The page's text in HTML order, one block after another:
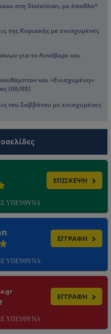
στη Stoiximan, με έπαθλο*
της Κυριακής με ενισχυμένες
για το Αννόβερο και
και «Ενισχυμένη»
(08/08)
του Σαββάτου με ενισχυμένες
ΕΠΙΣΚΕΨΗ
ΥΠΕΥΘΥΝΑ
ΕΓΓΡΑΦΗ
ΥΠΕΥΘΥΝΑ
ΕΓΓΡΑΦΗ
ΥΠΕΥΘΥΝΑ